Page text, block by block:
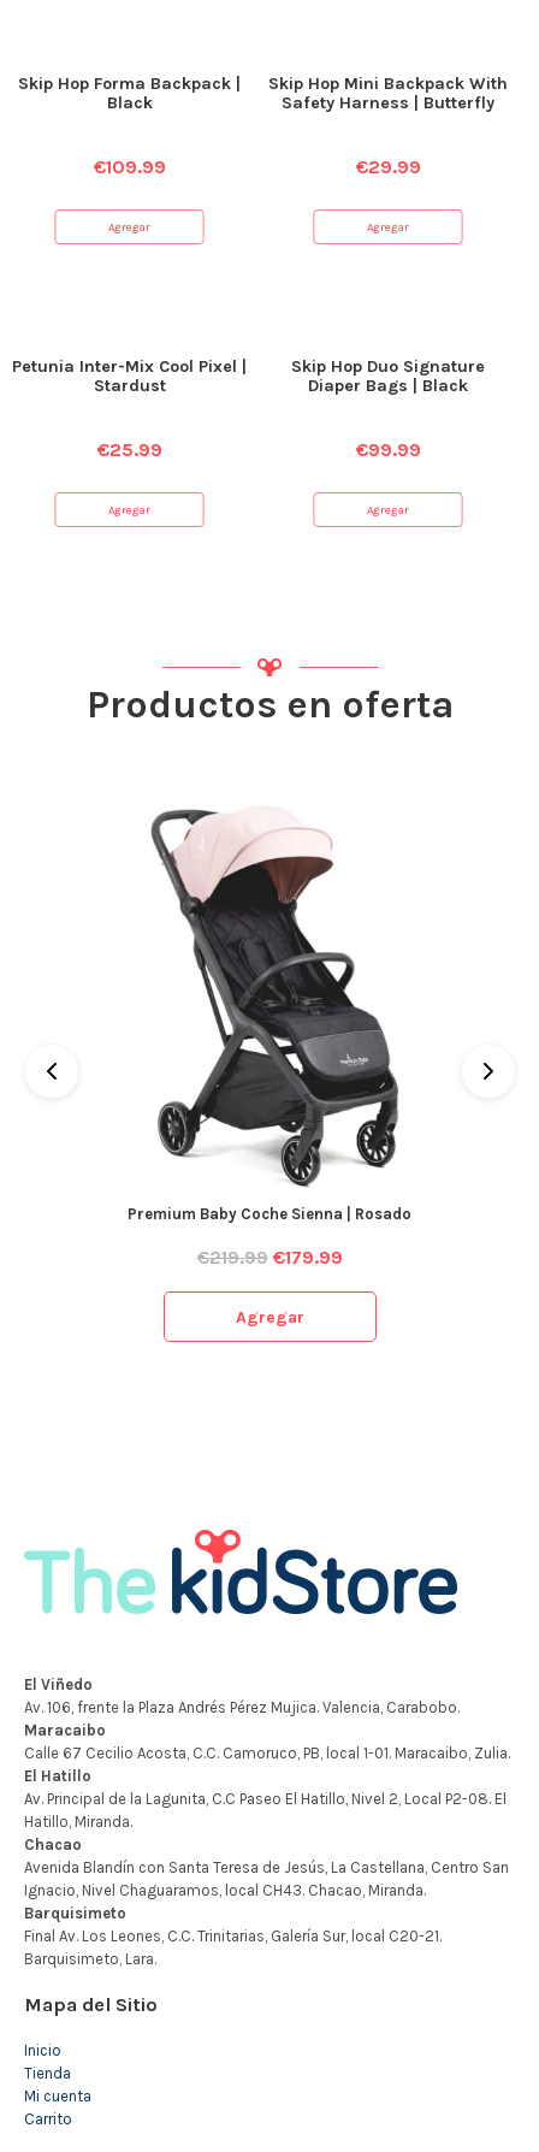
Skip Hop Forma Backpack |
Black
€109.99
Agregar
Skip Hop Mini Backpack With
Safety Harness | Butterfly
€29.99
Agregar
Petunia Inter-Mix Cool Pixel |
Stardust
€25.99
Agregar
Skip Hop Duo Signature
Diaper Bags | Black
€99.99
Agregar
Productos en oferta
Premium Baby Coche Sienna | Rosado
€219.99 €179.99
Agregar
Mapa del Sitio
Inicio
Tienda
Mi cuenta
Carrito